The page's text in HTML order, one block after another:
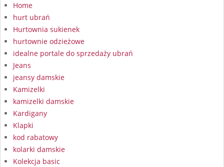
Home
hurt ubrań
Hurtownia sukienek
hurtownie odzieżowe
idealne portale do sprzedaży ubrań
Jeans
jeansy damskie
Kamizelki
kamizelki damskie
Kardigany
Klapki
kod rabatowy
kolarki damskie
Kolekcja basic